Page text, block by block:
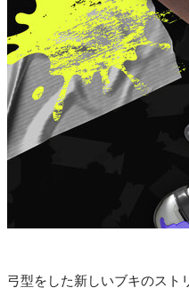
弓型をした新しいブキのスト